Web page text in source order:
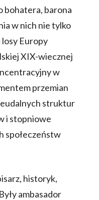
bohatera, barona
w nich nie tylko
losy Europy
XIX-wiecznej
w
przemian
struktur
i stopniowe
społeczeństw
historyk,
ambasador